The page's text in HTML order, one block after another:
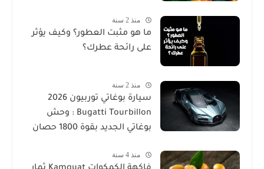
منذ 2 سنة
ما هو مثبت العطور؟ وكيف يؤثر
على رائحة عطرك؟
منذ 2 سنة
سيارة بوغاتي توربيون 2026
Bugatti Tourbillon : وحش
بوغاتي الجديد بقوة 1800 حصان
منذ 4 سنة